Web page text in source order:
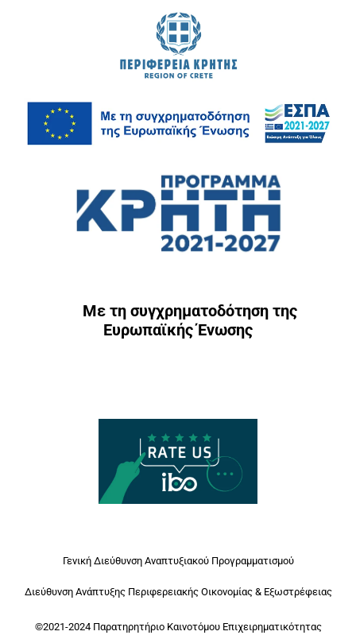
Με τη συγχρηματοδότηση της
Ευρωπαϊκής Ένωσης
Γενική Διεύθυνση Αναπτυξιακού Προγραμματισμού
Διεύθυνση Ανάπτυξης Περιφερειακής Οικονομίας & Εξωστρέφειας
©2021-2024 Παρατηρητήριο Καινοτόμου Επιχειρηματικότητας